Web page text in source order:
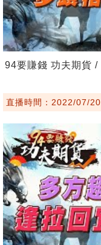
94要賺錢 功夫期貨 /
直播時間：2022/07/